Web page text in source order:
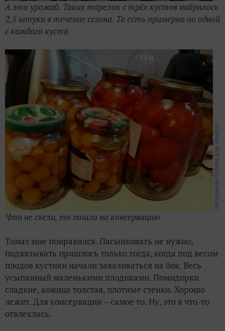
А это урожай. Таких тарелок с трёх кустов набралось
2,5 штуки в течение сезона. То есть примерно по одной
с каждого куста
Что не съели, то пошло на консервацию
Томат мне понравился. Пасынковать не нужно,
подвязывать пришлось только тогда, когда под весом
плодов кустики начали заваливаться на бок. Весь
усыпанный маленькими плодиками. Помидорки
сладкие, кожица толстая, плотные стенки. Хорошо
лежит. Для консервации – самое то. Ну, это я что-то
отвлеклась.